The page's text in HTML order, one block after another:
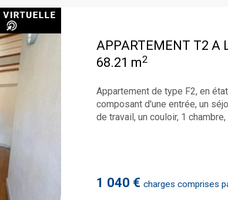
APPARTEMENT T2 A
68.21 m2
1 040 € charges comprises
Appartement de type F2, en
composant d'une entrée, un
de travail, un couloir, 1 chambre,